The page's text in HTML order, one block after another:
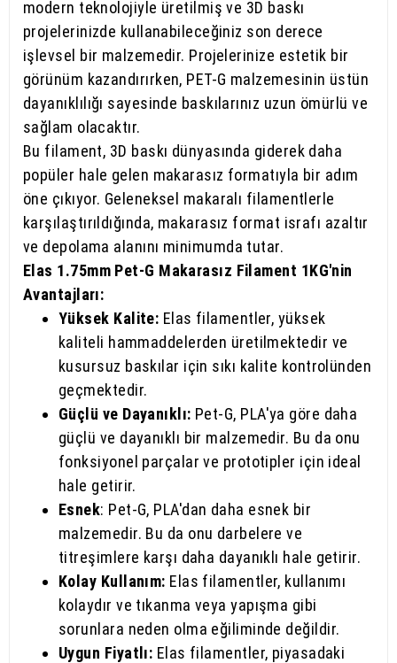
modern teknolojiyle üretilmiş ve 3D baskı
projelerinizde kullanabileceğiniz son derece
işlevsel bir malzemedir. Projelerinize estetik bir
görünüm kazandırırken, PET-G malzemesinin üstün
dayanıklılığı sayesinde baskılarınız uzun ömürlü ve
sağlam olacaktır.
Bu filament, 3D baskı dünyasında giderek daha
popüler hale gelen makarasız formatıyla bir adım
öne çıkıyor. Geleneksel makaralı filamentlerle
karşılaştırıldığında, makarasız format israfı azaltır
ve depolama alanını minimumda tutar.
Elas 1.75mm Pet-G Makarasız Filament 1KG'nin
Avantajları:
Yüksek Kalite: Elas filamentler, yüksek
kaliteli hammaddelerden üretilmektedir ve
kusursuz baskılar için sıkı kalite kontrolünden
geçmektedir.
Güçlü ve Dayanıklı: Pet-G, PLA'ya göre daha
güçlü ve dayanıklı bir malzemedir. Bu da onu
fonksiyonel parçalar ve prototipler için ideal
hale getirir.
Esnek: Pet-G, PLA'dan daha esnek bir
malzemedir. Bu da onu darbelere ve
titreşimlere karşı daha dayanıklı hale getirir.
Kolay Kullanım: Elas filamentler, kullanımı
kolaydır ve tıkanma veya yapışma gibi
sorunlara neden olma eğiliminde değildir.
Uygun Fiyatlı: Elas filamentler, piyasadaki